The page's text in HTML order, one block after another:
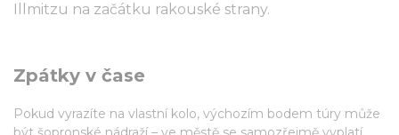
Illmitzu na začátku rakouské strany.
Zpátky v čase
Pokud vyrazíte na vlastní kolo, výchozím bodem túry může